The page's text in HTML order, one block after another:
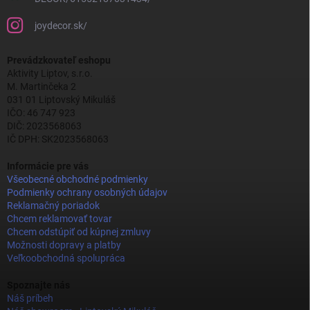
joydecor.sk/
Prevádzkovateľ eshopu
Aktivity Liptov, s.r.o.
M. Martinčeka 2
031 01 Liptovský Mikuláš
IČO: 46 747 923
DIČ: 2023568063
IČ DPH: SK2023568063
Informácie pre vás
Všeobecné obchodné podmienky
Podmienky ochrany osobných údajov
Reklamačný poriadok
Chcem reklamovať tovar
Chcem odstúpiť od kúpnej zmluvy
Možnosti dopravy a platby
Veľkoobchodná spolupráca
Náš príbeh